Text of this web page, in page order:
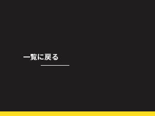
一覧に戻る